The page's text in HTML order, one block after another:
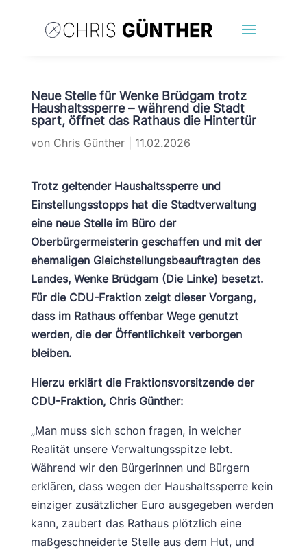
Neue Stelle für Wenke Brüdgam trotz
Haushaltssperre – während die Stadt
spart, öffnet das Rathaus die Hintertür
von Chris Günther| 11.02.2026
Trotz geltender Haushaltssperre und
Einstellungsstopps hat die Stadtverwaltung
eine neue Stelle im Büro der
Oberbürgermeisterin geschaffen und mit der
ehemaligen Gleichstellungsbeauftragten des
Landes, Wenke Brüdgam (Die Linke) besetzt.
Für die CDU-Fraktion zeigt dieser Vorgang,
dass im Rathaus offenbar Wege genutzt
werden, die der Öffentlichkeit verborgen
bleiben.
Hierzu erklärt die Fraktionsvorsitzende der
CDU-Fraktion, Chris Günther:
„Man muss sich schon fragen, in welcher
Realität unsere Verwaltungsspitze lebt.
Während wir den Bürgerinnen und Bürgern
erklären, dass wegen der Haushaltssperre kein
einziger zusätzlicher Euro ausgegeben werden
kann, zaubert das Rathaus plötzlich eine
maßgeschneiderte Stelle aus dem Hut, und